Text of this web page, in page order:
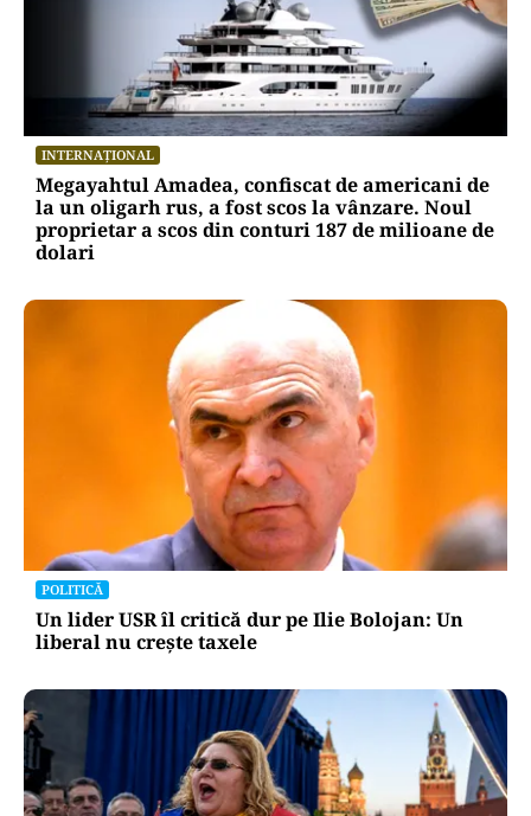
INTERNAȚIONAL
Megayahtul Amadea, confiscat de americani de
la un oligarh rus, a fost scos la vânzare. Noul
proprietar a scos din conturi 187 de milioane de
dolari
POLITICĂ
Un lider USR îl critică dur pe Ilie Bolojan: Un
liberal nu crește taxele